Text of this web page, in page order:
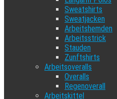
Sweatshirts
Sweatjacken
Arbeitshemden
Arbeitsstrick
Stauden
Zunftshirts
Arbeitsoveralls
Overalls
Regenoverall
Arbeitskittel